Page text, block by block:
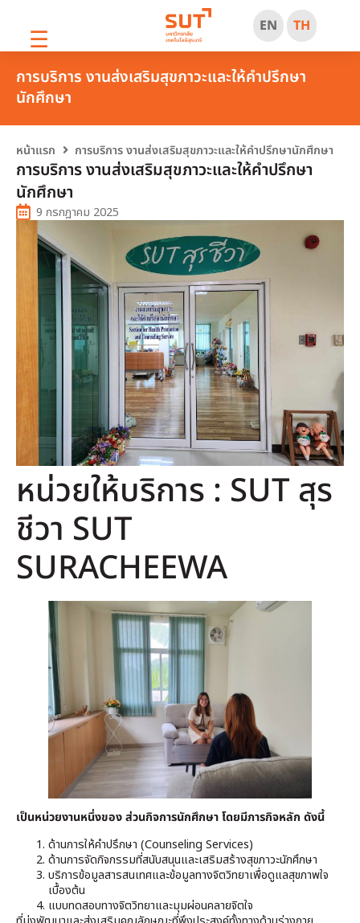
☰ EN TH
การบริการ งานส่งเสริมสุขภาวะและให้คำปรึกษา
นักศึกษา
หน้าแรก การบริการ งานส่งเสริมสุขภาวะและให้คำปรึกษานักศึกษา
การบริการ งานส่งเสริมสุขภาวะและให้คำปรึกษา
นักศึกษา
9 กรกฎาคม 2025
หน่วยให้บริการ : SUT สุร
ชีวา SUT
SURACHEEWA
เป็นหน่วยงานหนึ่งของ ส่วนกิจการนักศึกษา โดยมีภารกิจหลัก ดังนี้
ด้านการให้คำปรึกษา (Counseling Services)
ด้านการจัดกิจกรรมที่สนับสนุนและเสริมสร้างสุขภาวะนักศึกษา
บริการข้อมูลสารสนเทศและข้อมูลทางจิตวิทยาเพื่อดูแลสุขภาพใจ
เบื้องต้น
แบบทดสอบทางจิตวิทยาและมุมผ่อนคลายจิตใจ